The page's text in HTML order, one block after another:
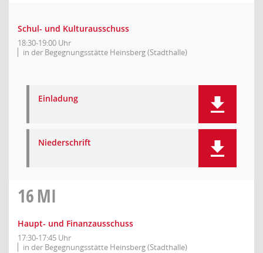
Schul- und Kulturausschuss
18:30-19:00 Uhr
in der Begegnungsstätte Heinsberg (Stadthalle)
Einladung
Niederschrift
16MI
Haupt- und Finanzausschuss
17:30-17:45 Uhr
in der Begegnungsstätte Heinsberg (Stadthalle)